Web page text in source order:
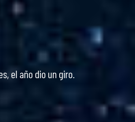
el año dio un giro.